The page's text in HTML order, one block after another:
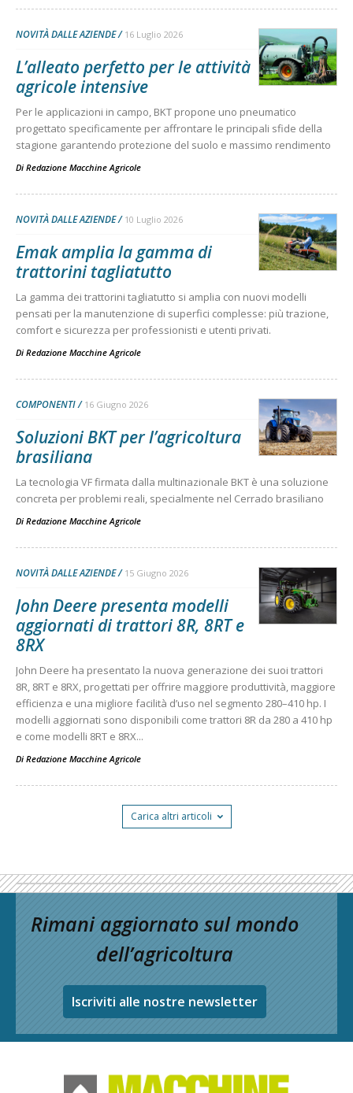
NOVITÀ DALLE AZIENDE 16 Luglio 2026
L’alleato perfetto per le attività
agricole intensive
Per le applicazioni in campo, BKT propone uno pneumatico
progettato specificamente per affrontare le principali sfide della
stagione garantendo protezione del suolo e massimo rendimento
Di Redazione Macchine Agricole
NOVITÀ DALLE AZIENDE 10 Luglio 2026
Emak amplia la gamma di
trattorini tagliatutto
La gamma dei trattorini tagliatutto si amplia con nuovi modelli
pensati per la manutenzione di superfici complesse: più trazione,
comfort e sicurezza per professionisti e utenti privati.
Di Redazione Macchine Agricole
COMPONENTI 16 Giugno 2026
Soluzioni BKT per l’agricoltura
brasiliana
La tecnologia VF firmata dalla multinazionale BKT è una soluzione
concreta per problemi reali, specialmente nel Cerrado brasiliano
Di Redazione Macchine Agricole
NOVITÀ DALLE AZIENDE 15 Giugno 2026
John Deere presenta modelli
aggiornati di trattori 8R, 8RT e
8RX
John Deere ha presentato la nuova generazione dei suoi trattori
8R, 8RT e 8RX, progettati per offrire maggiore produttività, maggiore
efficienza e una migliore facilità d’uso nel segmento 280–410 hp. I
modelli aggiornati sono disponibili come trattori 8R da 280 a 410 hp
e come modelli 8RT e 8RX...
Di Redazione Macchine Agricole
Carica altri articoli
Rimani aggiornato sul mondo
dell’agricoltura
Iscriviti alle nostre newsletter